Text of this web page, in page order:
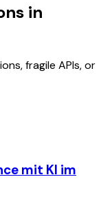
in
fragile APIs, or
mit KI im